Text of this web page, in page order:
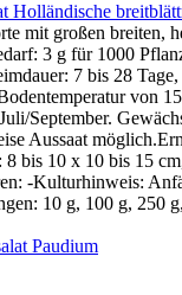
Holländische
mit großen breiten,
3 g für 1000
7 bis 28
von
September.
Aussaat
8 bis 10 x 10 bis 15
-Kulturhinweis:
10 g, 100 g, 250